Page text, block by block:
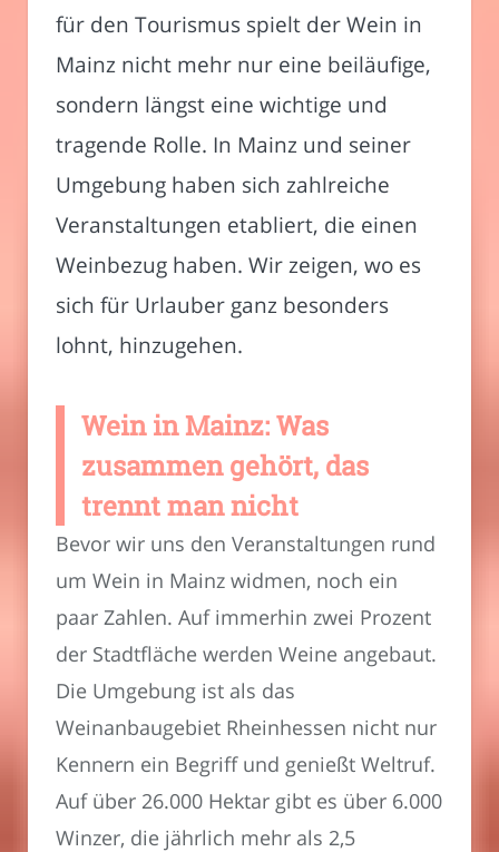
für den Tourismus spielt der Wein in
Mainz nicht mehr nur eine beiläufige,
sondern längst eine wichtige und
tragende Rolle. In Mainz und seiner
Umgebung haben sich zahlreiche
Veranstaltungen etabliert, die einen
Weinbezug haben. Wir zeigen, wo es
sich für Urlauber ganz besonders
lohnt, hinzugehen.
Wein in Mainz: Was
zusammen gehört, das
trennt man nicht
Bevor wir uns den Veranstaltungen rund
um Wein in Mainz widmen, noch ein
paar Zahlen. Auf immerhin zwei Prozent
der Stadtfläche werden Weine angebaut.
Die Umgebung ist als das
Weinanbaugebiet Rheinhessen nicht nur
Kennern ein Begriff und genießt Weltruf.
Auf über 26.000 Hektar gibt es über 6.000
Winzer, die jährlich mehr als 2,5